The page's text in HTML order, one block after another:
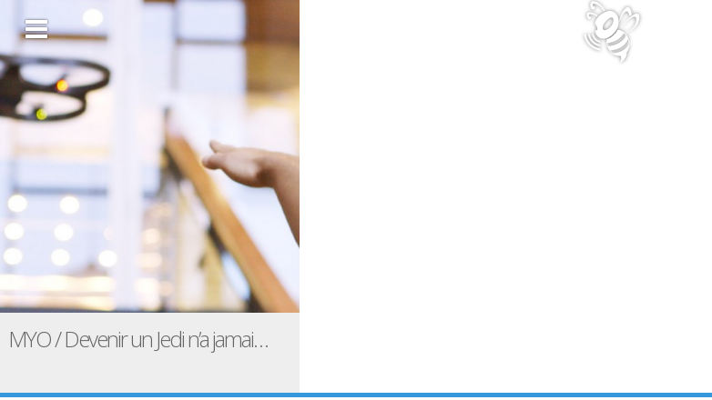
MYO / Devenir un Jedi n’a jamais été aussi simple ..